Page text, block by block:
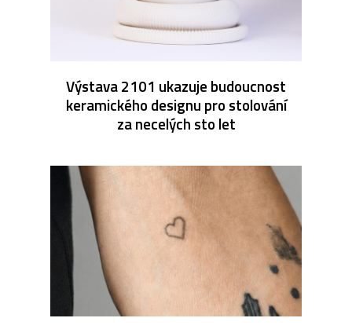
Výstava 2101 ukazuje budoucnost
keramického designu pro stolování
za necelých sto let